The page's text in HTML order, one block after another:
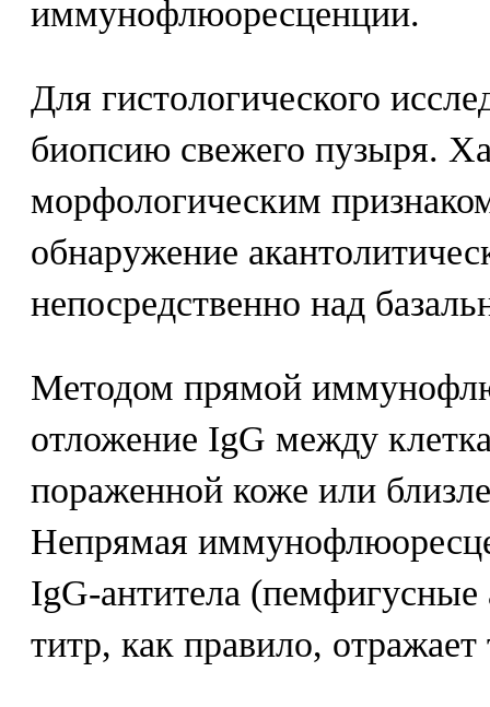
иммунофлюоресценции.
Для гистологического
биопсию свежего пузыря.
морфологическим
обнаружение
непосредственно над
Методом прямой
отложение IgG между
пораженной коже или
Непрямая
IgG-антитела
титр, как правило, отражает